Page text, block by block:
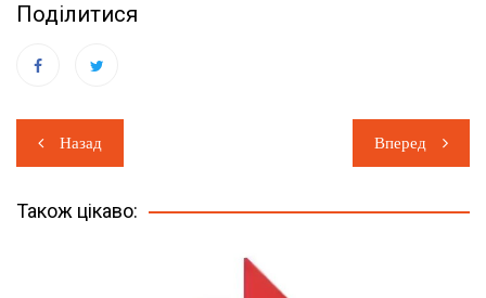
Поділитися
Навігація
записів
Назад Вперед
Також цікаво: